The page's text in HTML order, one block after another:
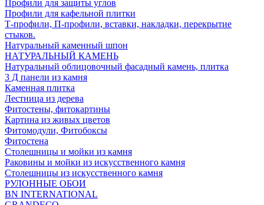
Профили для защиты углов
Профили для кафельной плитки
Т-профили, П-профили, вставки, накладки, перекрытие
стыков.
Натуральный каменный шпон
НАТУРАЛЬНЫЙ КАМЕНЬ
Натуральный облицовочный фасадный камень, плитка
3 Д панели из камня
Каменная плитка
Лестница из дерева
Фитостены, фитокартины
Картина из живых цветов
Фитомодули, Фитобоксы
Фитостена
Столешницы и мойки из камня
Раковины и мойки из искусственного камня
Столешницы из искусственного камня
РУЛОННЫЕ ОБОИ
BN INTERNATIONAL